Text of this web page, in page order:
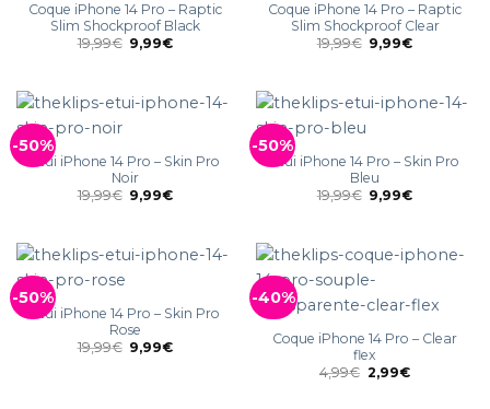
Coque iPhone 14 Pro – Raptic
Slim Shockproof Black
19,99€ 9,99€
Coque iPhone 14 Pro – Raptic
Slim Shockproof Clear
19,99€ 9,99€
-50%
Étui iPhone 14 Pro – Skin Pro
Noir
19,99€ 9,99€
-50%
Étui iPhone 14 Pro – Skin Pro
Bleu
19,99€ 9,99€
-50%
Étui iPhone 14 Pro – Skin Pro
Rose
19,99€ 9,99€
-40%
Coque iPhone 14 Pro – Clear
flex
4,99€ 2,99€